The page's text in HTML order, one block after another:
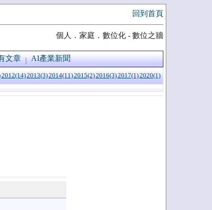
回到首頁
個人．家庭．數位化 - 數位之牆
文章 AI產業新聞
2012(14)2013(3)2014(11)2015(2)2016(3)2017(1)2020(1)